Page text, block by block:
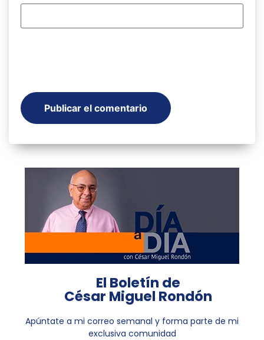
El Boletín de
César Miguel Rondón
Apúntate a mi correo semanal y forma parte de mi
exclusiva comunidad